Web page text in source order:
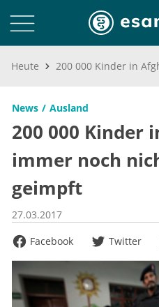
Heute
News Ausland
200 000 Kinder
immer noch
geimpft
27.03.2017
Facebook
Twitter